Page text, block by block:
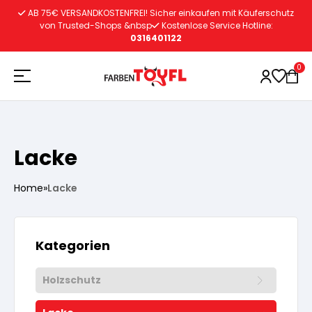
Vorbereitung
Lösemittelhältige Grundierung
Lacke
Wasserlösliche Grundierung
Vorbereitung
Innenfarben
AB 75€ VERSANDKOSTENFREI! Sicher einkaufen mit Käuferschutz
von Trusted-Shops &nbsp
Kostenlose Service Hotline:
0316401122
0
Lacke
Home»Lacke
Kategorien
Holzschutz